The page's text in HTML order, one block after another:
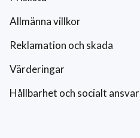
Allmänna villkor
Reklamation och skada
Värderingar
Hållbarhet och socialt ansvar